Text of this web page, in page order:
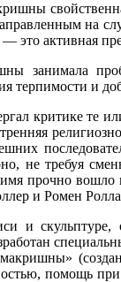
на
активная
занимала
терпимости и
критике те
не требуя
прочно
и Ромен
и скульптуре,
помощь